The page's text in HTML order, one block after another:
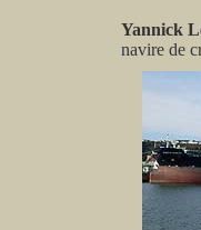
Yannick
navire de